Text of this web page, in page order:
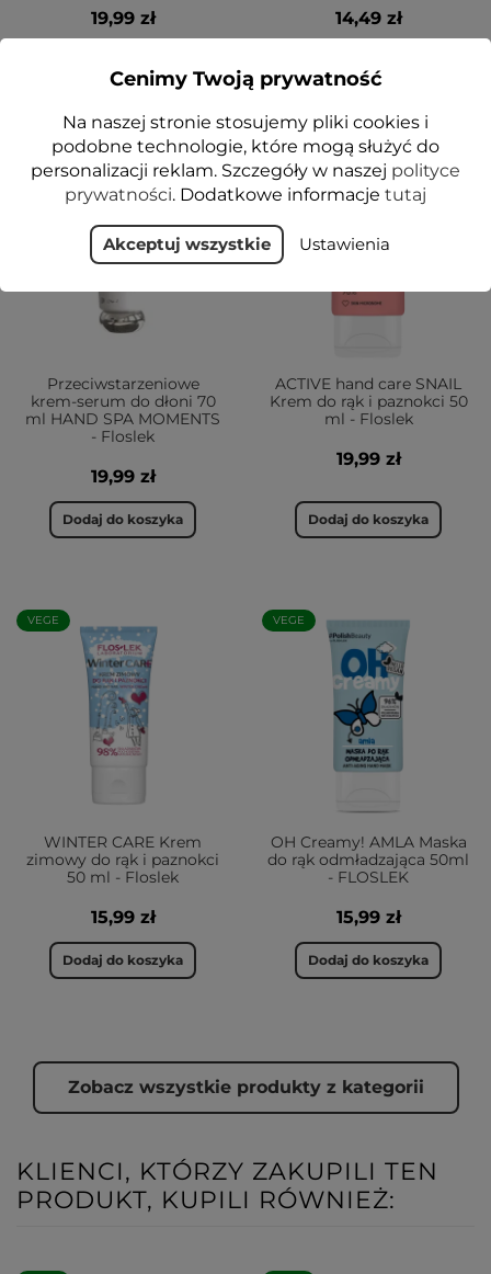
19,99 zł 14,49 zł
VEGE
Przeciwstarzeniowe
krem-serum do dłoni 70
ml HAND SPA MOMENTS
- Floslek
19,99 zł
Dodaj do koszyka
NOWOŚĆ
ACTIVE hand care SNAIL
Krem do rąk i paznokci 50
ml - Floslek
19,99 zł
Dodaj do koszyka
VEGE
WINTER CARE Krem
zimowy do rąk i paznokci
50 ml - Floslek
15,99 zł
Dodaj do koszyka
VEGE
OH Creamy! AMLA Maska
do rąk odmładzająca 50ml
- FLOSLEK
15,99 zł
Dodaj do koszyka
Zobacz wszystkie produkty z kategorii
KLIENCI, KTÓRZY ZAKUPILI TEN
PRODUKT, KUPILI RÓWNIEŻ:
Cenimy Twoją prywatność
Na naszej stronie stosujemy pliki cookies i
podobne technologie, które mogą służyć do
personalizacji reklam. Szczegóły w naszej polityce
prywatności. Dodatkowe informacje tutaj
Akceptuj wszystkie Ustawienia